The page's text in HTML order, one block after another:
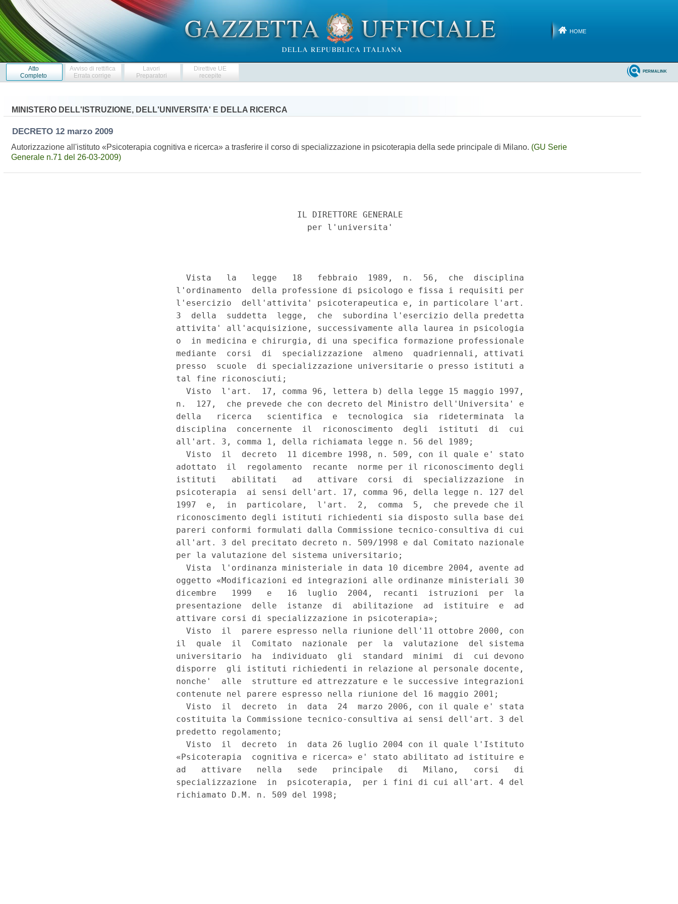
HOME
Atto
Completo
Avviso di rettifica
Errata corrige
Lavori
Preparatori
Direttive UE
recepite
PERMALINK
MINISTERO DELL'ISTRUZIONE, DELL'UNIVERSITA' E DELLA RICERCA
DECRETO 12 marzo 2009
Autorizzazione all'istituto «Psicoterapia cognitiva e ricerca» a trasferire il corso di specializzazione in psicoterapia della sede principale di Milano. (GU Serie
Generale n.71 del 26-03-2009)